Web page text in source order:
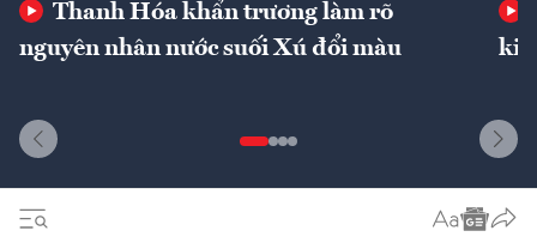
Thanh Hóa khẩn trương làm rõ
nguyên nhân nước suối Xú đổi màu